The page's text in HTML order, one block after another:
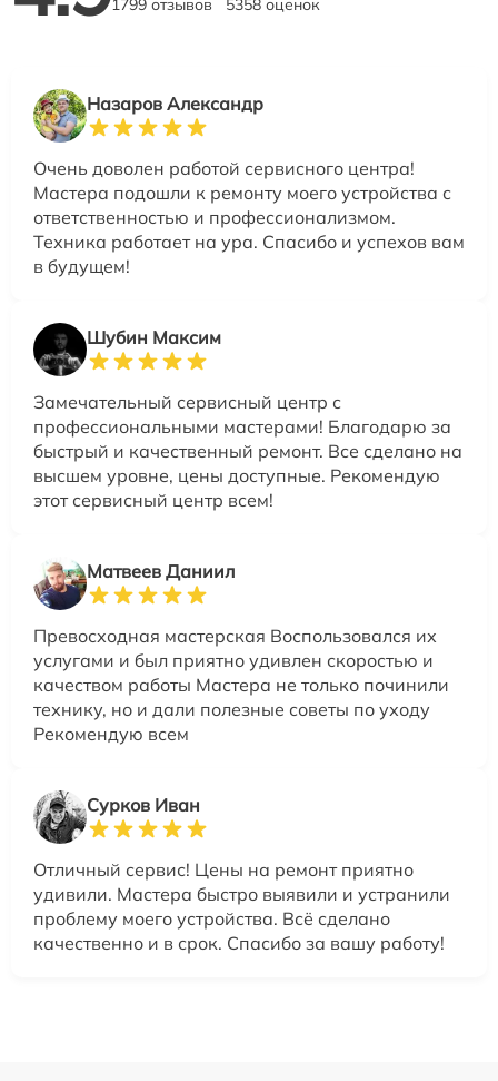
1799 отзывов 5358 оценок
Назаров Александр
Очень доволен работой сервисного центра!
Мастера подошли к ремонту моего устройства с
ответственностью и профессионализмом.
Техника работает на ура. Спасибо и успехов вам
в будущем!
Шубин Максим
Замечательный сервисный центр с
профессиональными мастерами! Благодарю за
быстрый и качественный ремонт. Все сделано на
высшем уровне, цены доступные. Рекомендую
этот сервисный центр всем!
Матвеев Даниил
Превосходная мастерская Воспользовался их
услугами и был приятно удивлен скоростью и
качеством работы Мастера не только починили
технику, но и дали полезные советы по уходу
Рекомендую всем
Сурков Иван
Отличный сервис! Цены на ремонт приятно
удивили. Мастера быстро выявили и устранили
проблему моего устройства. Всё сделано
качественно и в срок. Спасибо за вашу работу!